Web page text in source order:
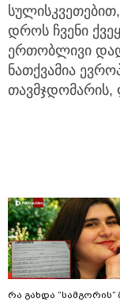
დროს ჩვენი
ერთობლივი
ნათქვამია
თავმჯდომარის,
რა გახდა “სამგორის”